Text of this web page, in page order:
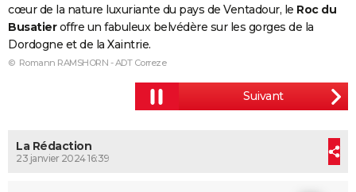
Destinations
City break
Voyage nature
Voyage de noces
Forum
Climat
+PHOTO
GUIDES D'ACHAT
Carte de Noël
Carte Bonne année
Carte Saint-Valentin
Carte Pâques
Carte d'anniversaire
DICTIONNAIRE
cœur de la nature luxuriante du pays de Ventadour, le Roc du
Busatieroffre un fabuleux belvédère sur les gorges de la
Dordogne et de la Xaintrie.
© Romann RAMSHORN - ADT Correze
La Rédaction
23 janvier 2024 16:39